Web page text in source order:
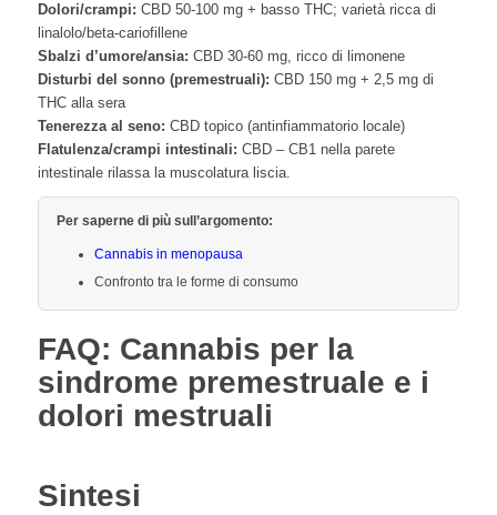
Dolori/crampi: CBD 50-100 mg + basso THC; varietà ricca di
linalolo/beta-cariofillene
Sbalzi d’umore/ansia: CBD 30-60 mg, ricco di limonene
Disturbi del sonno (premestruali): CBD 150 mg + 2,5 mg di
THC alla sera
Tenerezza al seno: CBD topico (antinfiammatorio locale)
Flatulenza/crampi intestinali: CBD – CB1 nella parete
intestinale rilassa la muscolatura liscia.
Per saperne di più sull’argomento:
Cannabis in menopausa
Confronto tra le forme di consumo
FAQ: Cannabis per la
sindrome premestruale e i
dolori mestruali
Sintesi